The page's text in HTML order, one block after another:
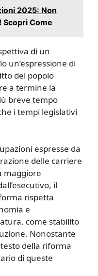
2025: Non
Scopri Come
di un
un’espressione di
del popolo
a termine la
breve tempo
i tempi legislativi
espresse da
delle carriere
maggiore
il
rispetta
e
come stabilito
Nonostante
della riforma
di queste